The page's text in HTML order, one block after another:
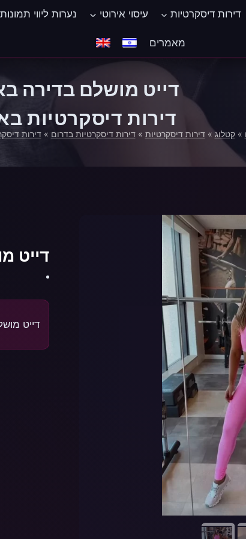
דירות דיסקרטיות עיסוי אירוטי נערות ליווי
‏מאמרים
דייט מושלם בדירה
דירות דיסקרטיות
»קטלוג»דירות דיסקרטיות »דירות דיסקרטיות בדרום »דירות
דייט
דייט